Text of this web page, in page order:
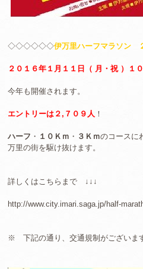
◇◇◇◇◇◇伊万里ハーフマラソン
２０１６年１月１１日（ 月・祝 ）１
今年も開催されます。
エントリーは２,７０９人 ！
ハーフ ・ １０Ｋｍ ・ ３Ｋｍのコースに
万里の街を駆け抜けます。
詳しくはこちらまで ↓↓↓
http://www.city.imari.saga.jp/half-
※ 下記の通り、交通規制がございま